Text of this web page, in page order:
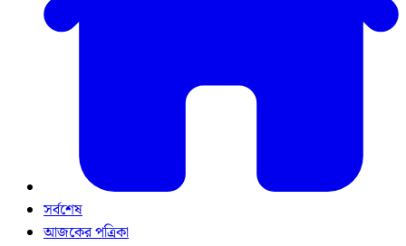
সর্বশেষ
আজকের পত্রিকা